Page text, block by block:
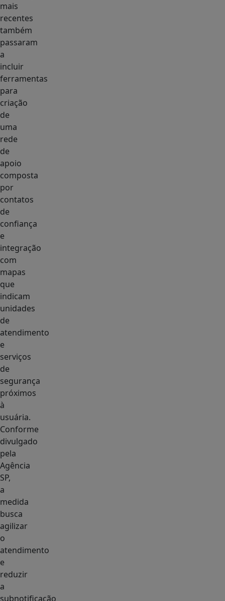
mais
recentes
também
passaram
a
incluir
ferramentas
para
criação
de
uma
rede
de
apoio
composta
por
contatos
de
confiança
e
integração
com
mapas
que
indicam
unidades
de
atendimento
e
serviços
de
segurança
próximos
à
usuária.
Conforme
divulgado
pela
Agência
SP,
a
medida
busca
agilizar
o
atendimento
e
reduzir
a
subnotificação